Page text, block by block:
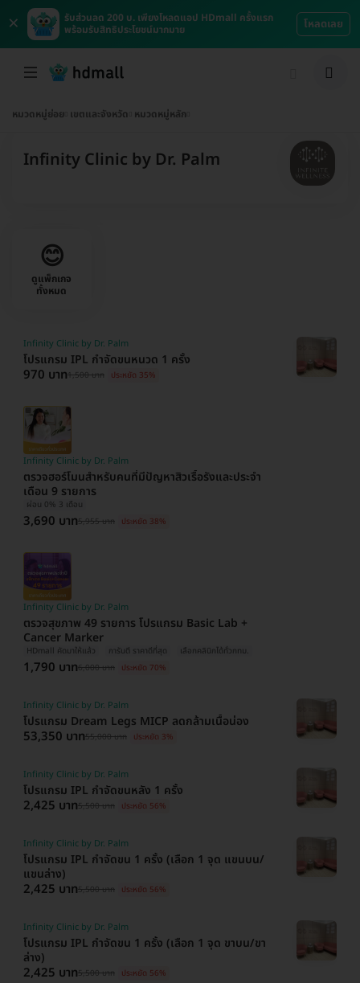
×
รับส่วนลด 200 บ. เพียงโหลดแอป HDmall ครั้งแรก
พร้อมรับสิทธิประโยชน์มากมาย
โหลดเลย
หมวดหมู่ย่อย เขตและจังหวัด หมวดหมู่หลัก
Infinity Clinic by Dr. Palm
😊
ดูแพ็กเกจ
ทั้งหมด
โปรแกรม IPL กำจัดขนหนวด 1 ครั้ง
Infinity Clinic by Dr. Palm
970 บาท1,500 บาท ประหยัด 35%
ผ่อน 0% 3 เดือน
ตรวจฮอร์โมนสำหรับคนที่มีปัญหาสิวเรื้อรังและประจำ
เดือน 9 รายการ
Infinity Clinic by Dr. Palm
3,690 บาท5,955 บาท ประหยัด 38%
HDmall คัดมาให้แล้ว การันตี ราคาดีที่สุด เลือกคลินิกได้ทั่วกทม.
ตรวจสุขภาพ 49 รายการ โปรแกรม Basic Lab +
Cancer Marker
Infinity Clinic by Dr. Palm
1,790 บาท6,000 บาท ประหยัด 70%
โปรแกรม Dream Legs MICP ลดกล้ามเนื้อน่อง
Infinity Clinic by Dr. Palm
53,350 บาท55,000 บาท ประหยัด 3%
โปรแกรม IPL กำจัดขนหลัง 1 ครั้ง
Infinity Clinic by Dr. Palm
2,425 บาท5,500 บาท ประหยัด 56%
โปรแกรม IPL กำจัดขน 1 ครั้ง (เลือก 1 จุด แขนบน/
แขนล่าง)
Infinity Clinic by Dr. Palm
2,425 บาท5,500 บาท ประหยัด 56%
โปรแกรม IPL กำจัดขน 1 ครั้ง (เลือก 1 จุด ขาบน/ขา
ล่าง)
Infinity Clinic by Dr. Palm
2,425 บาท5,500 บาท ประหยัด 56%